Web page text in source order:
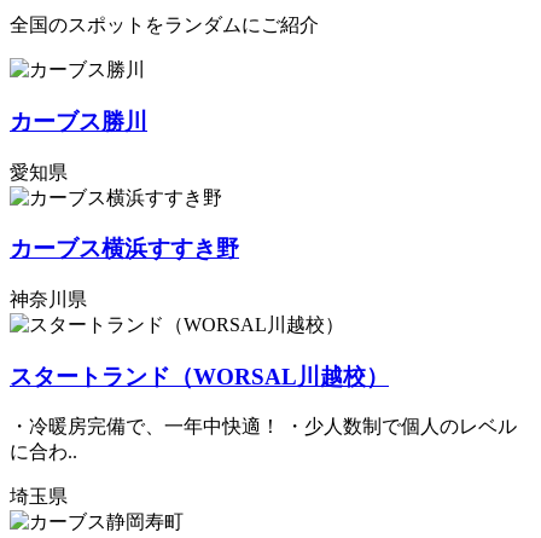
全国のスポットをランダムにご紹介
カーブス勝川
愛知県
カーブス横浜すすき野
神奈川県
スタートランド（WORSAL川越校）
・冷暖房完備で、一年中快適！ ・少人数制で個人のレベル
に合わ..
埼玉県